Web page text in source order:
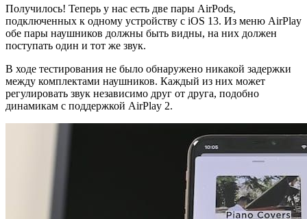
Получилось! Теперь у нас есть две пары AirPods,
подключенных к одному устройству с iOS 13. Из меню AirPlay
обе пары наушников должны быть видны, на них должен
поступать один и тот же звук.
В ходе тестирования не было обнаружено никакой задержки
между комплектами наушников. Каждый из них может
регулировать звук независимо друг от друга, подобно
динамикам с поддержкой AirPlay 2.